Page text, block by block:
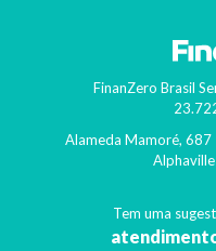
FinanZero Brasil
Alameda Mamoré, 687
Alphaville
Tem uma